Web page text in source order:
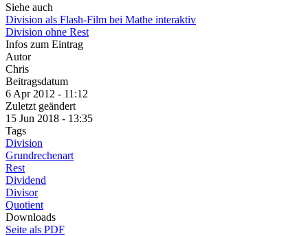
Siehe auch
Division als Flash-Film bei Mathe interaktiv
Division ohne Rest
Infos zum Eintrag
Autor
Chris
Beitragsdatum
6 Apr 2012 - 11:12
Zuletzt geändert
15 Jun 2018 - 13:35
Tags
Division
Grundrechenart
Rest
Dividend
Divisor
Quotient
Downloads
Seite als PDF